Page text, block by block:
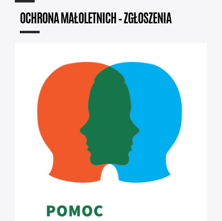
OCHRONA MAŁOLETNICH – ZGŁOSZENIA